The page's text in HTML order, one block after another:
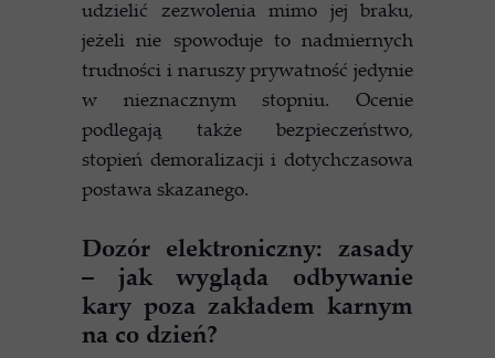
udzielić zezwolenia mimo jej braku,
jeżeli nie spowoduje to nadmiernych
trudności i naruszy prywatność jedynie
w nieznacznym stopniu. Ocenie
podlegają także bezpieczeństwo,
stopień demoralizacji i dotychczasowa
postawa skazanego.
Dozór elektroniczny: zasady
– jak wygląda odbywanie
kary poza zakładem karnym
na co dzień?